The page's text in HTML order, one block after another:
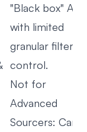
"Black box" AI
with limited
granular filter
control.
Not for
Advanced
Sourcers: Can